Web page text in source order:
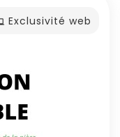
Exclusivité web